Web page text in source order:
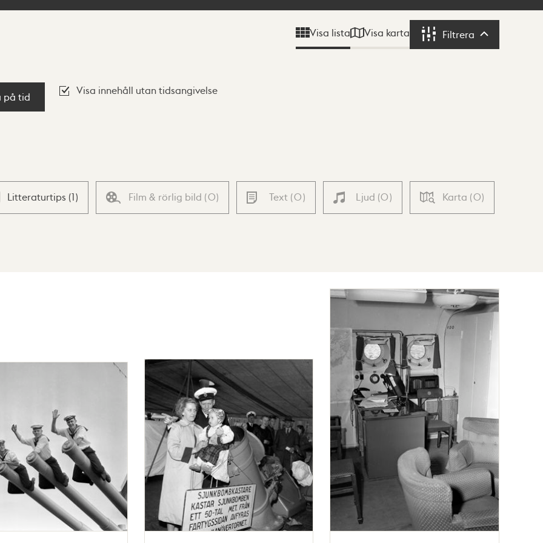
Visa lista Visa karta Filtrera Filtrera
på tid
Visa innehåll utan tidsangivelse
Litteraturtips (1) Film & rörlig bild (0) Text (0) Ljud (0) Karta (0)